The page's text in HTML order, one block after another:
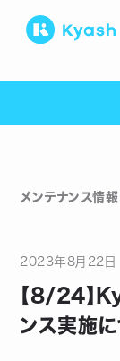
メンテナンス情報
2023年8月 22 日
【8/24】
ンス実施